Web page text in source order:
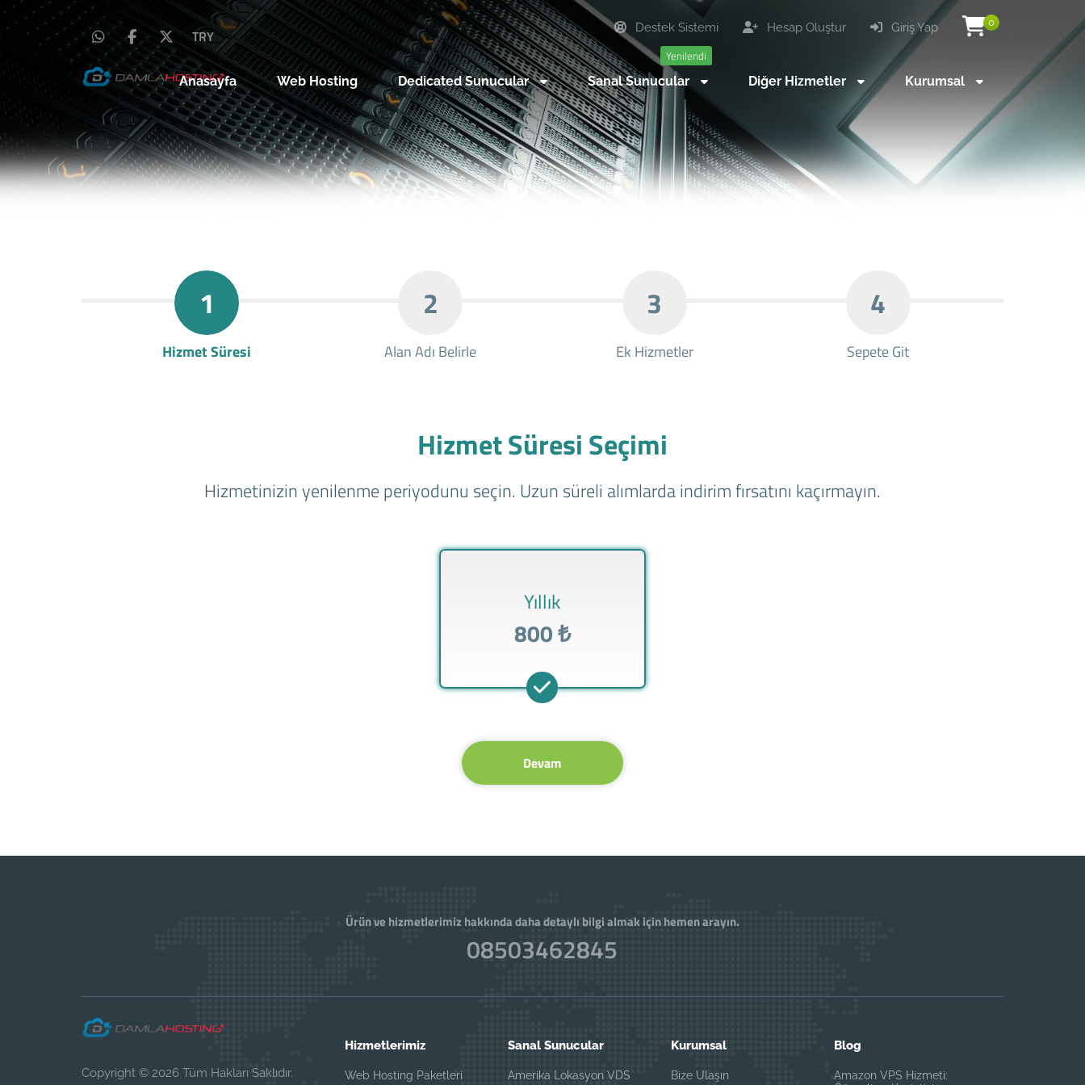
0
Giriş Yap
Hesap Oluştur
Destek Sistemi
TRY
Anasayfa Web Hosting Dedicated Sunucular
Yenilendi
Sanal Sunucular Diğer Hizmetler Kurumsal
1
Hizmet Süresi
2
Alan Adı Belirle
3
Ek Hizmetler
4
Sepete Git
Hizmet Süresi Seçimi
Hizmetinizin yenilenme periyodunu seçin. Uzun süreli alımlarda indirim fırsatını kaçırmayın.
Yıllık
800 ₺
Devam
Ürün ve hizmetlerimiz hakkında daha detaylı bilgi almak için hemen arayın.
08503462845
Copyright © 2026 Tüm Hakları Saklıdır.
Hizmetlerimiz
Web Hosting Paketleri
Sanal Sunucular
Amerika Lokasyon VDS
Kurumsal
Bize Ulaşın
Blog
Amazon VPS Hizmeti: